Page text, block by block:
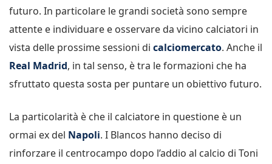
futuro. In particolare le grandi società sono sempre
attente e individuare e osservare da vicino calciatori in
vista delle prossime sessioni di calciomercato. Anche il
Real Madrid, in tal senso, è tra le formazioni che ha
sfruttato questa sosta per puntare un obiettivo futuro.
La particolarità è che il calciatore in questione è un
ormai ex del Napoli. I Blancos hanno deciso di
rinforzare il centrocampo dopo l’addio al calcio di Toni